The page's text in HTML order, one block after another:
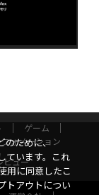
ゲーム
ォメーション
ビュー
のために、
ています。これ
用に同意したこ
トアウトについ